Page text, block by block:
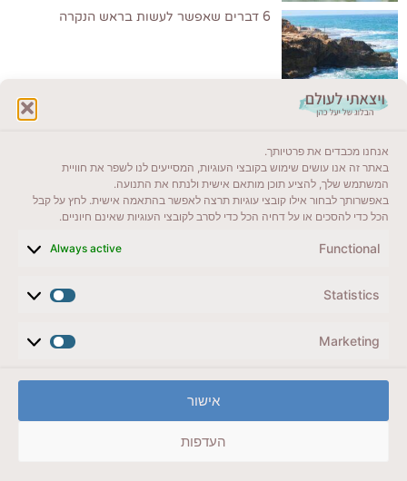
אנחנו מכבדים את פרטיותך.
באתר זה אנו עושים שימוש בקובצי העוגיות, המסייעים לנו לשפר את חוויית
המשתמש שלך, להציע תוכן מותאם אישית ולנתח את התנועה.
באפשרותך לבחור אילו קובצי עוגיות תרצה לאפשר בהתאמה אישית. לחץ על קבל
הכל כדי להסכים או על דחיה הכל כדי לסרב לקובצי העוגיות שאינם חיוניים.
Functional
Always active
Statistics
Marketing
אישור
העדפות
6 דברים שאפשר לעשות בראש הנקרה
ייעדים מומלצים
מדריכים ועזרים
לשליחת הודעת וואטסאפ
veyatsati.laolam@gmail.com
מדיניות פרטיות // תנאי שימוש באתר